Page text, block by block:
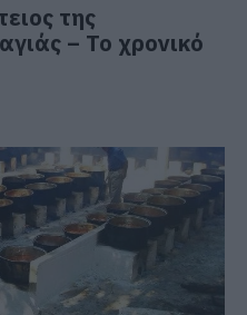
της
– Το χρονικό